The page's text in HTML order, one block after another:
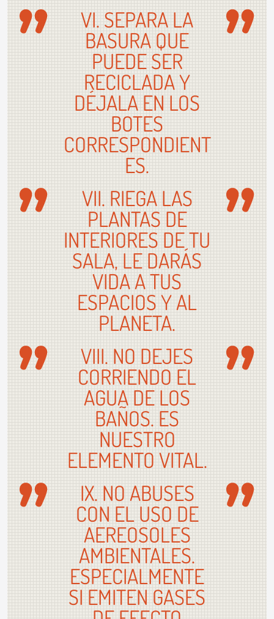
VI. SEPARA LA
BASURA QUE
PUEDE SER
RECICLADA Y
DÉJALA EN LOS
BOTES
CORRESPONDIENT
ES.
VII. RIEGA LAS
PLANTAS DE
INTERIORES DE TU
SALA, LE DARÁS
VIDA A TUS
ESPACIOS Y AL
PLANETA.
VIII. NO DEJES
CORRIENDO EL
AGUA DE LOS
BAÑOS. ES
NUESTRO
ELEMENTO VITAL.
IX. NO ABUSES
CON EL USO DE
AEREOSOLES
AMBIENTALES.
ESPECIALMENTE
SI EMITEN GASES